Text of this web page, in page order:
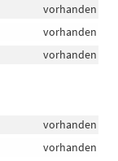
vorhanden
vorhanden
vorhanden
vorhanden
vorhanden